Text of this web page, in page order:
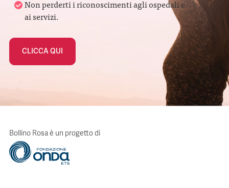
Non perderti i riconoscimenti agli ospedali e
ai servizi.
CLICCA QUI
Bollino Rosa è un progetto di